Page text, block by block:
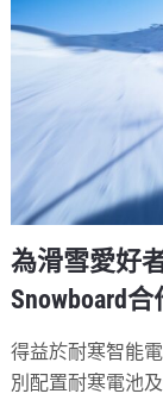
為滑雪愛好
Snowboard
得益於耐寒智能
別配置耐寒電池